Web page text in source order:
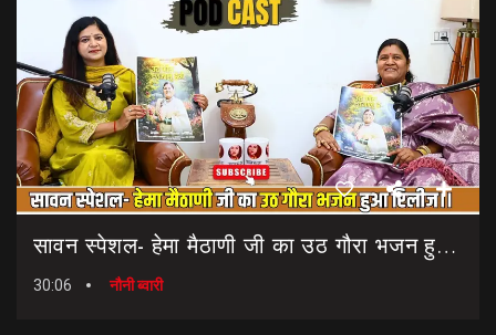
सावन स्पेशल- हेमा मैठाणी जी का उठ गौरा भजन हुआ रिलीज।। Sawan Special Bhajan || Uth Gaura Bhajan
30:06 नौनी ब्वारी